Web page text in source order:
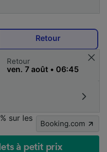
Retour
Retour
sur les
Booking.com
à petit prix